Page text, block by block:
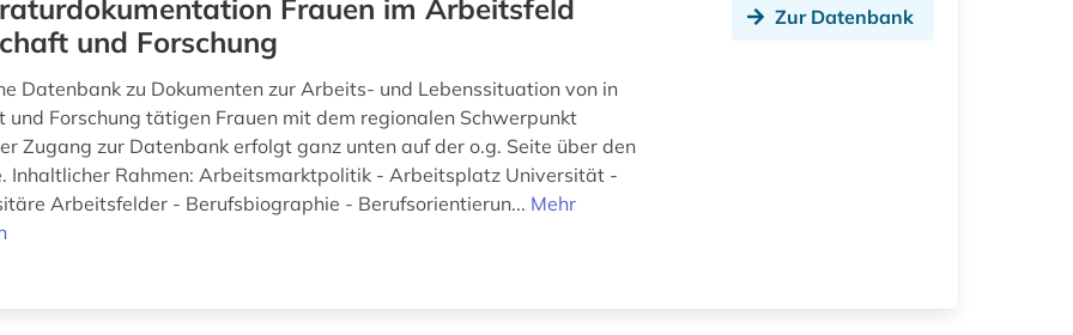
Frauen im Arbeitsfeld
und Forschung
Datenbank zu Dokumenten zur Arbeits- und Lebenssituation von in
und Forschung tätigen Frauen mit dem regionalen Schwerpunkt
Zugang zur Datenbank erfolgt ganz unten auf der o.g. Seite über den
Inhaltlicher Rahmen: Arbeitsmarktpolitik - Arbeitsplatz Universität -
Arbeitsfelder - Berufsbiographie - Berufsorientierun... Mehr
Zur Datenbank